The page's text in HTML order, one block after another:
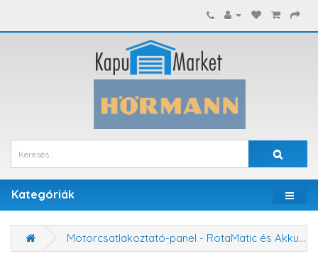
Kategóriák
Motorcsatlakoztató-panel - RotaMatic és Akku Solar